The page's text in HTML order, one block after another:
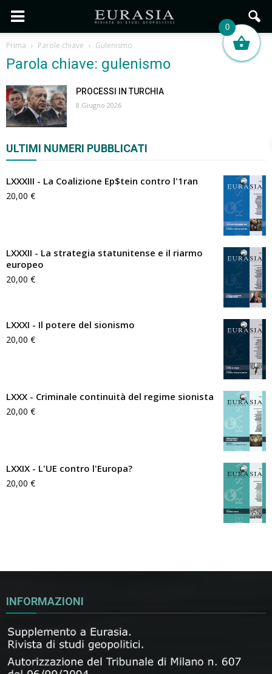
Prima Parole chiave Gulenismo
Parola chiave: gulenismo
PROCESSI IN TURCHIA
8 Giugno 2026
ULTIMI NUMERI PUBBLICATI
LXXXIII - La Coalizione Ep$tein contro l'1ran
20,00 €
LXXXII - La strategia statunitense e il riarmo
europeo
20,00 €
LXXXI - Il potere del sionismo
20,00 €
LXXX - Criminale continuità del regime sionista
20,00 €
LXXIX - L'UE contro l'Europa?
20,00 €
INFORMAZIONI
0